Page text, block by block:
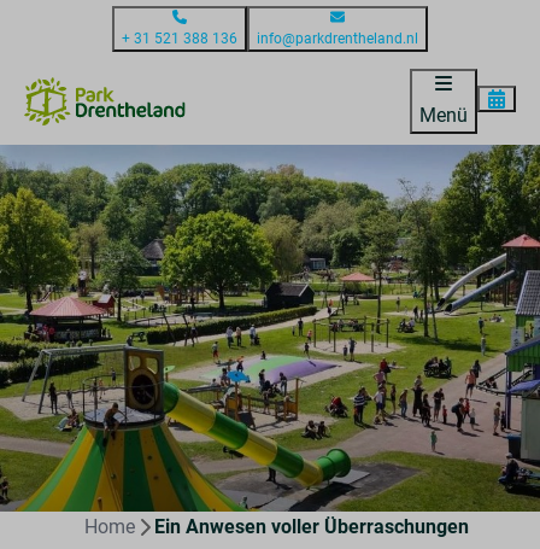
+ 31 521 388 136 info@parkdrentheland.nl
Menü
Home Ein Anwesen voller Überraschungen